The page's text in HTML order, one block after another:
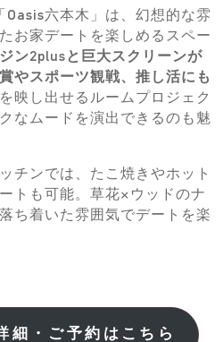
六本木」は、幻想的な雰
お家デートを楽しめるスペー
ン2plusと巨大スクリーンが
やスポーツ観戦、推し活にも
映し出せるルームプロジェク
なムードを演出できるのも魅
チンでは、たこ焼きやホット
トも可能。草花×ウッドのナ
ち着いた雰囲気でデートを楽
細・ご予約はこちら